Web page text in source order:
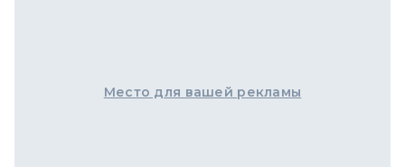
Место для вашей рекламы